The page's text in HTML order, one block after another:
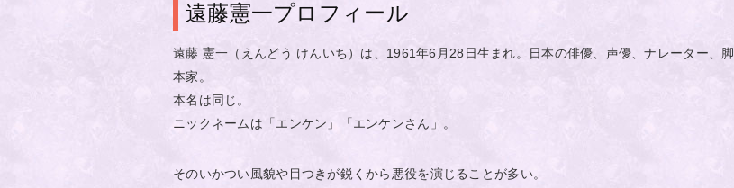
遠藤憲一プロフィール
遠藤 憲一（えんどう けんいち）は、1961年6月28日生まれ。日本の俳優、声優、ナレーター、脚
本家。
本名は同じ。
ニックネームは「エンケン」「エンケンさん」。
そのいかつい風貌や目つきが鋭くから悪役を演じることが多い。